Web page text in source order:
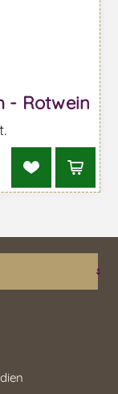
- Rotwein